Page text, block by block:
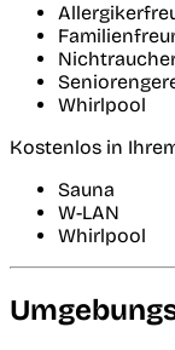
Whirlpool
Kostenlos in
Sauna
W-LAN
Whirlpool